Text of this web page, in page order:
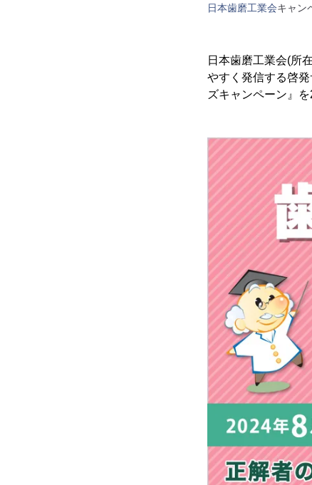
日本歯磨工業会キャン
日本歯磨工業会(所
やすく発信する啓
ズキャンペーン』